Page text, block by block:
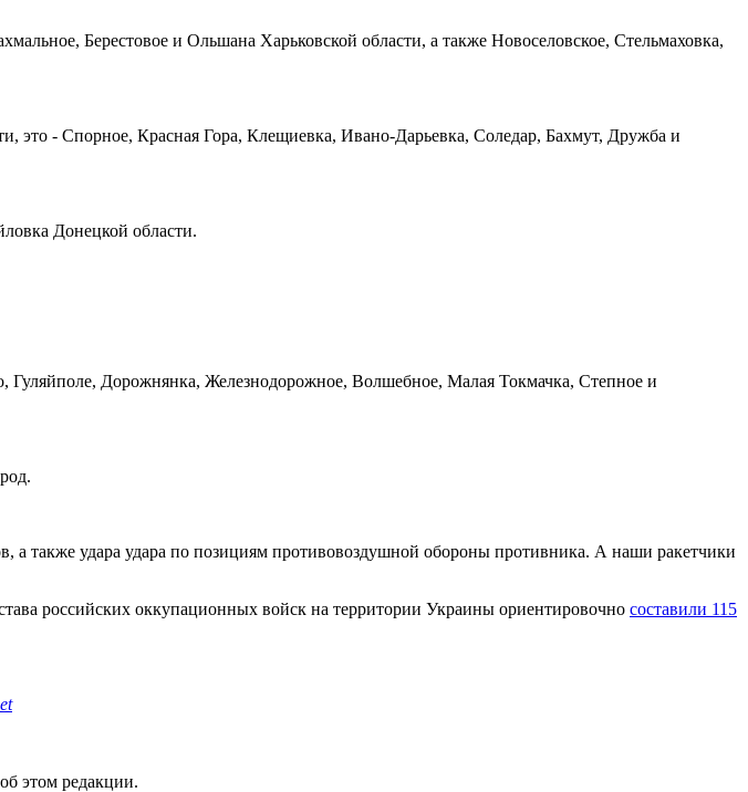
Берестовое и Ольшана Харьковской области, а также Новоселовское, Стельмаховка,
это - Спорное, Красная Гора, Клещиевка, Ивано-Дарьевка, Соледар, Бахмут, Дружба и
Донецкой области.
Дорожнянка, Железнодорожное, Волшебное, Малая Токмачка, Степное и
а также удара удара по позициям противовоздушной обороны противника. А наши ракетчики
российских оккупационных войск на территории Украины ориентировочно составили 115
этом редакции.